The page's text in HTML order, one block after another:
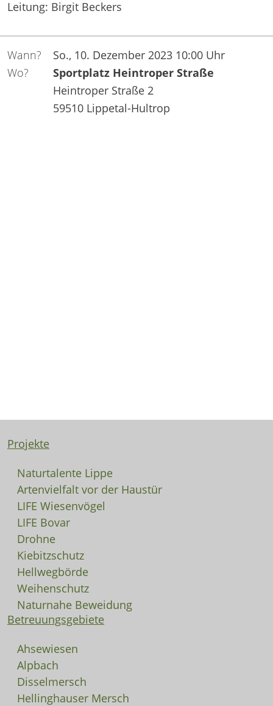
Leitung: Birgit Beckers
Wann?
So., 10. Dezember 2023 10:00 Uhr
Wo?
Sportplatz Heintroper Straße
Heintroper Straße 2
59510 Lippetal-Hultrop
Projekte
Naturtalente Lippe
Artenvielfalt vor der Haustür
LIFE Wiesenvögel
LIFE Bovar
Drohne
Kiebitzschutz
Hellwegbörde
Weihenschutz
Naturnahe Beweidung
Betreuungsgebiete
Ahsewiesen
Alpbach
Disselmersch
Hellinghauser Mersch